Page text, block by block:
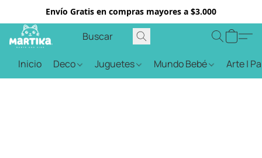
Envío Gratis en compras mayores a $3.000
Inicio Deco Juguetes Mundo Bebé Arte |